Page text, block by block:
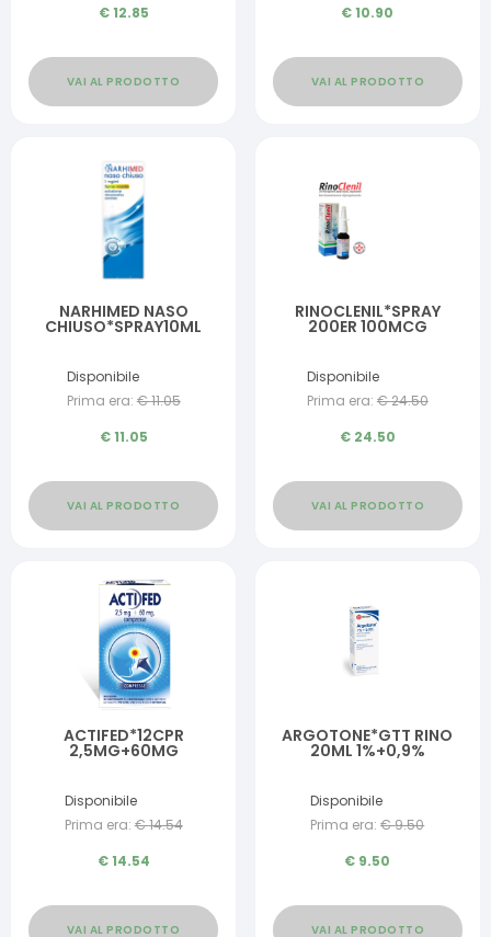
€12.85
VAI AL PRODOTTO
€10.90
VAI AL PRODOTTO
NARHIMED NASO
CHIUSO*SPRAY10ML
Disponibile
Prima era: €11.05
€11.05
VAI AL PRODOTTO
RINOCLENIL*SPRAY
200ER 100MCG
Disponibile
Prima era: €24.50
€ 24.50
VAI AL PRODOTTO
ACTIFED*12CPR
2,5MG+60MG
Disponibile
Prima era: €14.54
€14.54
VAI AL PRODOTTO
ARGOTONE*GTT RINO
20ML 1%+0,9%
Disponibile
Prima era: €9.50
€ 9.50
VAI AL PRODOTTO